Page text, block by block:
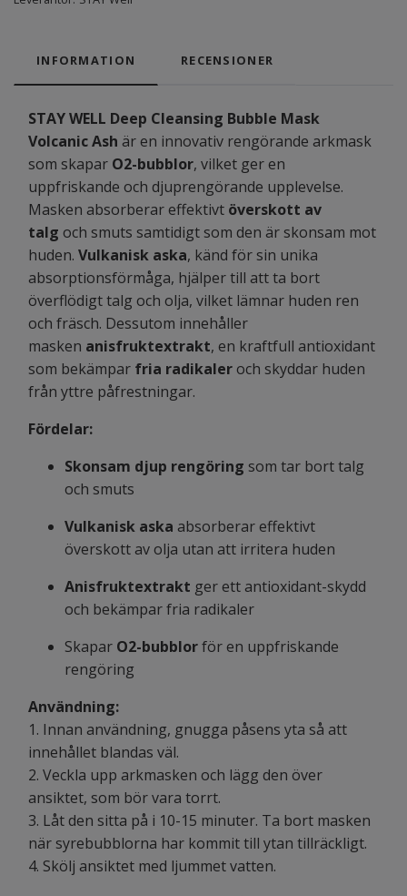
INFORMATION RECENSIONER
STAY WELL Deep Cleansing Bubble Mask
Volcanic Ash är en innovativ rengörande arkmask
som skapar O2-bubblor, vilket ger en
uppfriskande och djuprengörande upplevelse.
Masken absorberar effektivt överskott av
talg och smuts samtidigt som den är skonsam mot
huden. Vulkanisk aska, känd för sin unika
absorptionsförmåga, hjälper till att ta bort
överflödigt talg och olja, vilket lämnar huden ren
och fräsch. Dessutom innehåller
masken anisfruktextrakt, en kraftfull antioxidant
som bekämpar fria radikaleroch skyddar huden
från yttre påfrestningar.
Fördelar:
Skonsam djup rengöring som tar bort talg
och smuts
Vulkanisk aska absorberar effektivt
överskott av olja utan att irritera huden
Anisfruktextrakt ger ett antioxidant-skydd
och bekämpar fria radikaler
Skapar O2-bubblorför en uppfriskande
rengöring
Användning:
1. Innan användning, gnugga påsens yta så att
innehållet blandas väl.
2. Veckla upp arkmasken och lägg den över
ansiktet, som bör vara torrt.
3. Låt den sitta på i 10-15 minuter. Ta bort masken
när syrebubblorna har kommit till ytan tillräckligt.
4. Skölj ansiktet med ljummet vatten.